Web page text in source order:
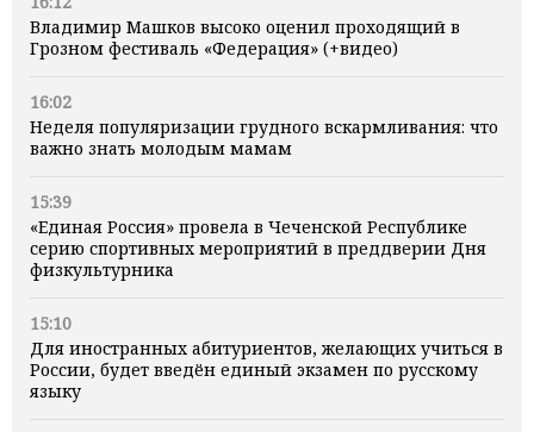
Владимир Машков высоко оценил проходящий в
Грозном фестиваль «Федерация» (+видео)
16:02
Неделя популяризации грудного вскармливания: что
важно знать молодым мамам
15:39
«Единая Россия» провела в Чеченской Республике
серию спортивных мероприятий в преддверии Дня
физкультурника
15:10
Для иностранных абитуриентов, желающих учиться в
России, будет введён единый экзамен по русскому
языку